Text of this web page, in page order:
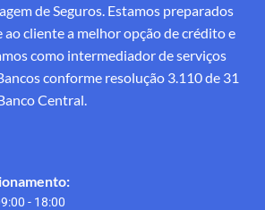
de Seguros. Estamos preparados
ao cliente a melhor opção de crédito e
como intermediador de serviços
conforme resolução 3.110 de 31
Central.
- 18:00